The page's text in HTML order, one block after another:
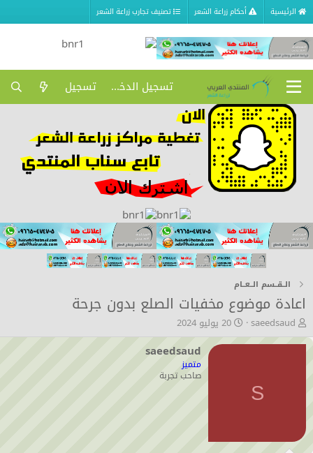
الرئيسية أحكام زراعة الشعر تصنيف تجارب زراعة الشعر
تسجيل الدخول تسجيل
الــقــسم الــعــام
اعادة موضوع مخفيات الصلع بدون جرحة
ب
ا
د
ع
saeedsaud ت
ر
20 يوليو 2024
S
saeedsaud
متميز
صاحب تجربة